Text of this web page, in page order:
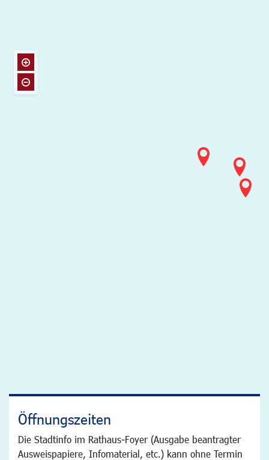
Öffnungszeiten
Die Stadtinfo im Rathaus-Foyer (Ausgabe beantragter
Ausweispapiere, Infomaterial, etc.) kann ohne Termin